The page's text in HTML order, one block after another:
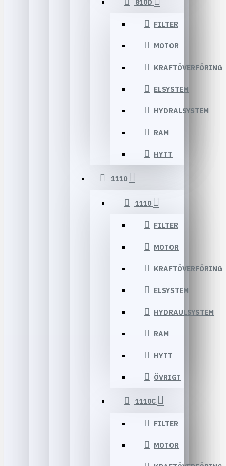
810D
FILTER
MOTOR
KRAFTÖVERFÖRING
ELSYSTEM
HYDRALSYSTEM
RAM
HYTT
1110
1110
FILTER
MOTOR
KRAFTÖVERFÖRING
ELSYSTEM
HYDRAULSYSTEM
RAM
HYTT
ÖVRIGT
1110C
FILTER
MOTOR